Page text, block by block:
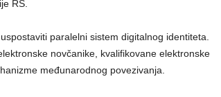
RS.
paralelni sistem digitalnog identiteta.
novčanike, kvalifikovane elektronske
međunarodnog povezivanja.